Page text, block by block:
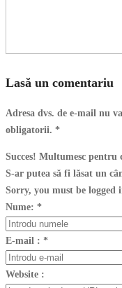
Lasă un comentariu
Adresa dvs. de e-mail nu
obligatorii. *
Succes! Multumesc
S-ar putea să fi lăsat un
Sorry, you must be logged
Nume: *
E-mail : *
Website :